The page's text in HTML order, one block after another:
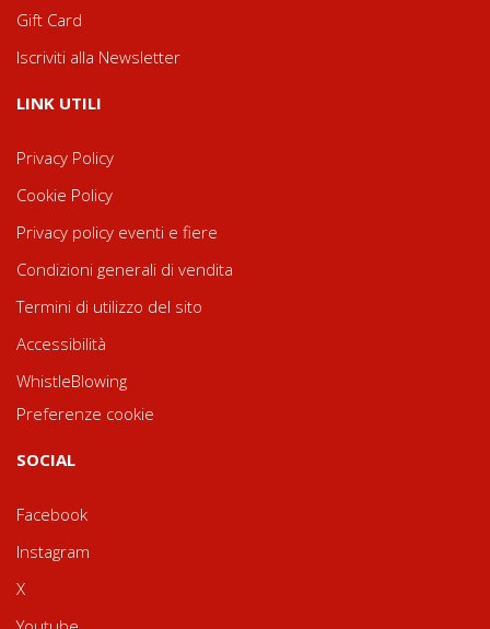
Gift Card
Iscriviti alla Newsletter
LINK UTILI
Privacy Policy
Cookie Policy
Privacy policy eventi e fiere
Condizioni generali di vendita
Termini di utilizzo del sito
Accessibilità
WhistleBlowing
Preferenze cookie
SOCIAL
Facebook
Instagram
X